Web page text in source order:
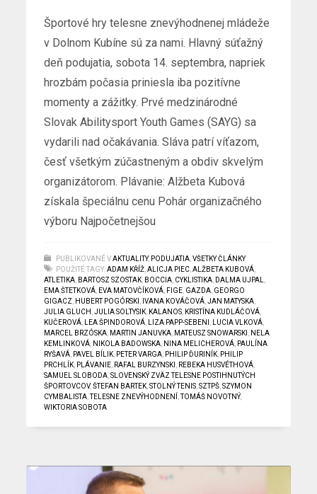
Športové hry telesne znevýhodnenej mládeže
v Dolnom Kubíne sú za nami. Hlavný súťažný
deň podujatia, sobota 14. septembra, napriek
hrozbám počasia priniesla iba pozitívne
momenty a zážitky. Prvé medzinárodné
Slovak Abilitysport Youth Games (SAYG) sa
vydarili nad očakávania. Sláva patrí víťazom,
česť všetkým zúčastneným a obdiv skvelým
organizátorom. Plávanie: Alžbeta Kubová
získala špeciálnu cenu Pohár organizačného
výboru Najpočetnejšou
PUBLIKOVANÉ V AKTUALITY, PODUJATIA ,VŠETKY ČLÁNKY
POUŽITÉ TAGY: ADAM KŘÍŽ ,ALICJA PIEC ,ALŽBETA KUBOVÁ
ATLETIKA BARTOSZ SZOSTAK BOCCIA CYKLISTIKA DALMA UJPAL
EMA ŠTETKOVÁ EVA MATOVČÍKOVÁ FIGE GAZDA GEORGO
GIGACZ
HUBERT POGÓRSKI IVANA KOVÁČOVÁ ,JAN MATYSKA
JULIA GLUCH ,JULIA SOLTYSIK KALANOS KRISTÍNA KUDLÁČOVÁ
KUČEROVÁ
LEA ŠPINDOROVÁ LIZA PAPP-SEBENI LUCIA VLKOVÁ
MARCEL BRZÓSKA MARTIN JANUVKA MATEUSZ SNOWARSKI
NELA
KEMLINKOVÁ NIKOLA BADOWSKA NINA MELICHEROVÁ PAULÍNA
RYŠAVÁ PAVEL BÍLIK PETER VARGA PHILIP ĎURINÍK PHILIP
PRCHLÍK PLÁVANIE RAFAL BURZYNSKI REBEKA HUSVÉTHOVÁ
SAMUEL SLOBODA ,SLOVENSKÝ ZVÄZ TELESNE POSTIHNUTÝCH
ŠPORTOVCOV,ŠTEFAN BARTEK ,STOLNÝ TENIS ,SZTPŠ ,SZYMON
CYMBALISTA ,TELESNE ZNEVÝHODNENÍ ,TOMÁŠ NOVOTNÝ,
WIKTORIA SOBOTA